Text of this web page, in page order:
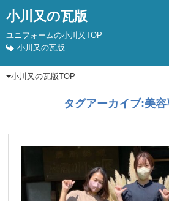
小川又の瓦版
ユニフォームの小川又TOP
小川又の瓦版
小川又の瓦版TOP
タグアーカイブ:美